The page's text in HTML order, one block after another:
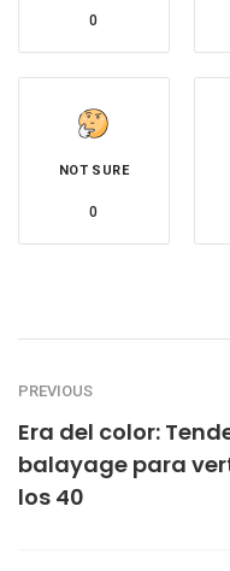
0
NOT SURE
0
PREVIOUS
Era del color:
balayage para
los 40